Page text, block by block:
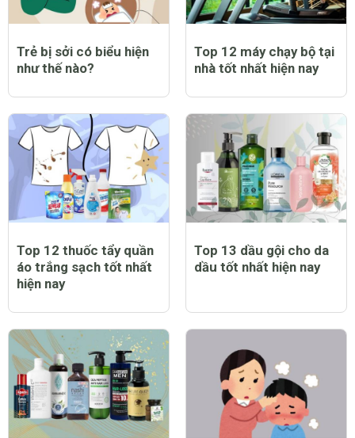
Trẻ bị sởi có biểu hiện
như thế nào?
Top 12 máy chạy bộ tại
nhà tốt nhất hiện nay
Top 12 thuốc tẩy quần
áo trắng sạch tốt nhất
hiện nay
Top 13 dầu gội cho da
dầu tốt nhất hiện nay